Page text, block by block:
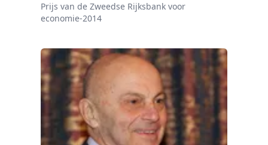
Prijs van de Zweedse Rijksbank voor
economie-2014